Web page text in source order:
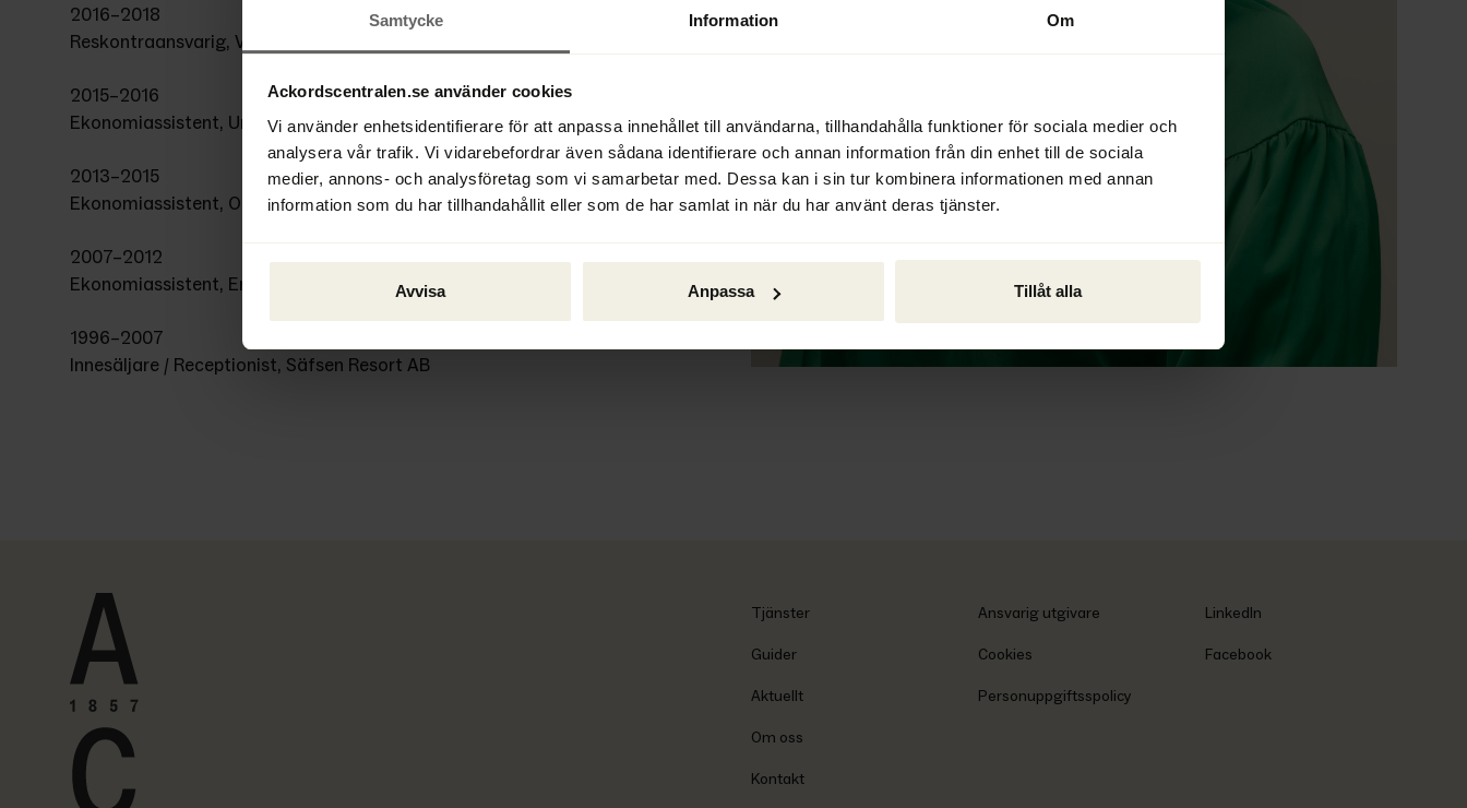
Samtycke Information Om
Ackordscentralen.se använder cookies
Vi använder enhetsidentifierare för att anpassa innehållet till användarna, tillhandahålla funktioner för sociala medier och
analysera vår trafik. Vi vidarebefordrar även sådana identifierare och annan information från din enhet till de sociala
medier, annons- och analysföretag som vi samarbetar med. Dessa kan i sin tur kombinera informationen med annan
information som du har tillhandahållit eller som de har samlat in när du har använt deras tjänster.
Avvisa Anpassa Tillåt alla
2016–2018
Reskontraansvarig, VAKIN AB
2015–2016
Ekonomiassistent, Umeå kommun
2013–2015
Ekonomiassistent, Oryx Simulations AB
2007–2012
Ekonomiassistent, Ernst & Young AB
1996–2007
Innesäljare / Receptionist, Säfsen Resort AB
Tjänster
Guider
Aktuellt
Om oss
Kontakt
Ansvarig utgivare
Cookies
Personuppgiftsspolicy
LinkedIn
Facebook